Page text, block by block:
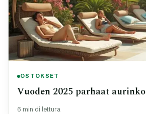
OSTOKSET
Vuoden 2025 parhaat
6 min di lettura